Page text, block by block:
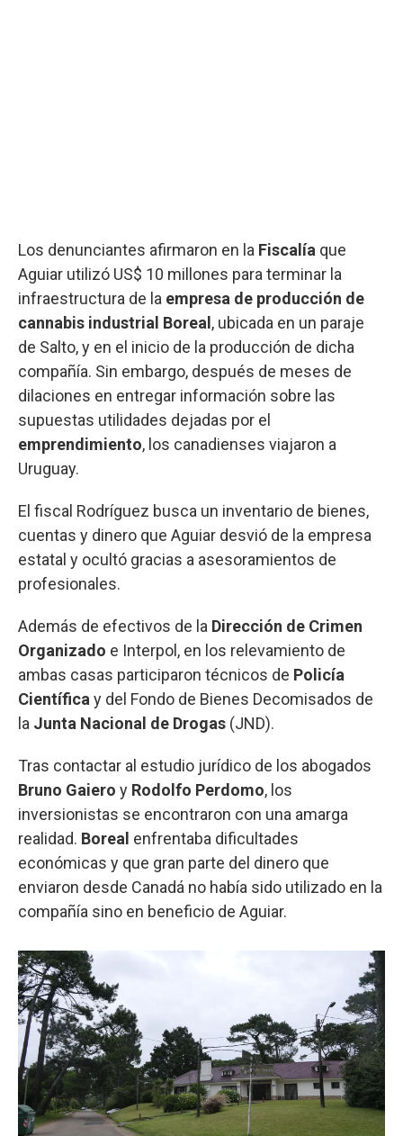
Los denunciantes afirmaron en la Fiscalía que
Aguiar utilizó US$ 10 millones para terminar la
infraestructura de la empresa de producción de
cannabis industrial Boreal , ubicada en un paraje
de Salto, y en el inicio de la producción de dicha
compañía. Sin embargo, después de meses de
dilaciones en entregar información sobre las
supuestas utilidades dejadas por el
emprendimiento, los canadienses viajaron a
Uruguay.
El fiscal Rodríguez busca un inventario de bienes,
cuentas y dinero que Aguiar desvió de la empresa
estatal y ocultó gracias a asesoramientos de
profesionales.
Además de efectivos de la Dirección de Crimen
Organizado e Interpol, en los relevamiento de
ambas casas participaron técnicos de Policía
Científica y del Fondo de Bienes Decomisados de
la Junta Nacional de Drogas (JND).
Tras contactar al estudio jurídico de los abogados
Bruno Gaiero y Rodolfo Perdomo, los
inversionistas se encontraron con una amarga
realidad. Boreal enfrentaba dificultades
económicas y que gran parte del dinero que
enviaron desde Canadá no había sido utilizado en la
compañía sino en beneficio de Aguiar.